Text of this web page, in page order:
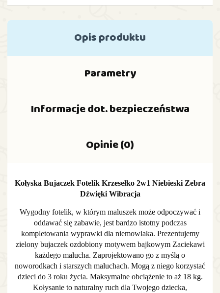
Opis produktu
Parametry
Informacje dot. bezpieczeństwa
Opinie (0)
Kołyska Bujaczek Fotelik Krzesełko 2w1 Niebieski Zebra
Dźwięki Wibracja
Wygodny fotelik, w którym maluszek może odpoczywać i
oddawać się zabawie, jest bardzo istotny podczas
kompletowania wyprawki dla niemowlaka. Prezentujemy
zielony bujaczekozdobiony motywem bajkowym Zaciekawi
każdego malucha. Zaprojektowano go z myślą o
noworodkach i starszych maluchach. Mogą z niego korzystać
dzieci do 3 roku życia. Maksymalne obciążenie to aż 18 kg.
Kołysanie to naturalny ruch dla Twojego dziecka,